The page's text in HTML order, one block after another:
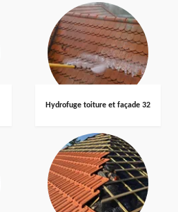
Hydrofuge toiture et façade 32